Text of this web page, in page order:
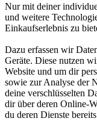
Nur mit deiner
und weitere
Einkaufserlebnis zu
Dazu erfassen wir
Geräte. Diese nutzen
Website und um dir
sowie zur Analyse der
deine verschlüsselten
dir über deren Online-
du deren Dienste